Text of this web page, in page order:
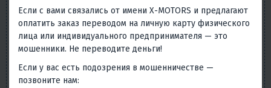
справочно-ознакомительный характер и не может
служить основанием для претензий. Вся представленная
на сайте информация, касающаяся технических
характеристик, наличия на складе, стоимости товаров,
условиях не является публичной офертой, определяемой
Если с вами связались от имени X-MOTORS и предлагают
оплатить заказ переводом на личную карту физического
лица или индивидуального предпринимателя — это
мошенники. Не переводите деньги!
Если у вас есть подозрения в мошенничестве —
позвоните нам: